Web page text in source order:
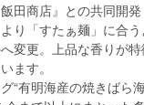
田商店』との共同開
り「すたぁ麺」に合
変更。上品な香りが
ます。
“有明海産の焼きばら